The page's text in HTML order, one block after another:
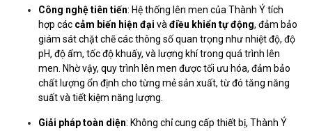
Công nghệ tiên tiến: Hệ thống lên men của Thành Ý tích
hợp các cảm biến hiện đại và điều khiển tự động, đảm bảo
giám sát chặt chẽ các thông số quan trọng như nhiệt độ, độ
pH, độ ẩm, tốc độ khuấy, và lượng khí trong quá trình lên
men. Nhờ vậy, quy trình lên men được tối ưu hóa, đảm bảo
chất lượng ổn định cho từng mẻ sản xuất, từ đó tăng năng
suất và tiết kiệm năng lượng.
Giải pháp toàn diện: Không chỉ cung cấp thiết bị, Thành Ý